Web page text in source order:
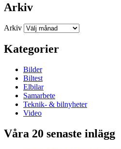
Arkiv
Arkiv
Kategorier
Bilder
Biltest
Elbilar
Samarbete
Teknik- & bilnyheter
Video
Våra 20 senaste inlägg